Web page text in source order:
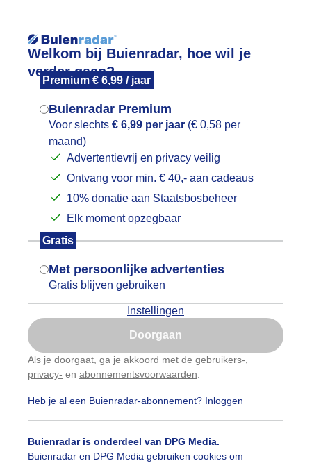
Welkom bij Buienradar, hoe wil je
verder gaan?
Premium € 6,99 / jaar
Buienradar Premium
Voor slechts € 6,99 per jaar (€ 0,58 per
maand)
Advertentievrij en privacy veilig
Ontvang voor min. € 40,- aan cadeaus
10% donatie aan Staatsbosbeheer
Elk moment opzegbaar
Gratis
Met persoonlijke advertenties
Gratis blijven gebruiken
Instellingen
Doorgaan
Als je doorgaat, ga je akkoord met de gebruikers-
privacy- en abonnementsvoorwaarden
Heb je al een Buienradar-abonnement? Inloggen
Buienradar is onderdeel van DPG Media.
Buienradar en DPG Media gebruiken cookies om
Foto en video Weerzine
Zoeken in
Mogen we je locatie gebruiken voor
het weer?
Indien je hier nog geen akkoord op hebt
gegeven, verschijnt er zo een pop-up uit
je browser waarin deze toestemming
gevraagd wordt.
Is goed, toon de popup
Nu niet, misschien later
Gebruik je Safari en wil je niet elke dag deze pop-up
Klikhierom dit aan te passen